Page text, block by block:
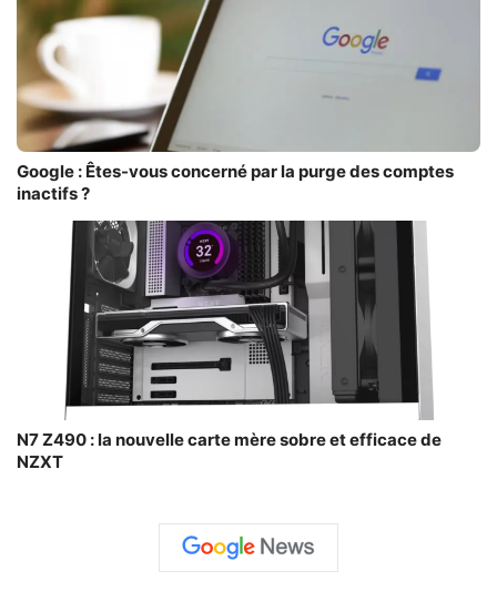
Google : Êtes-vous concerné par la purge des comptes
inactifs ?
N7 Z490 : la nouvelle carte mère sobre et efficace de
NZXT